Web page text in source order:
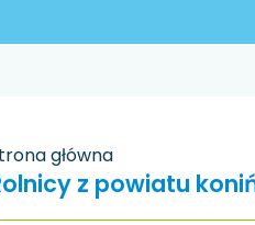
główna
z powiatu